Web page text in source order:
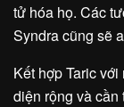
tử hóa họ. Các
Syndra cũng sẽ
Kết hợp Taric
diện rộng và